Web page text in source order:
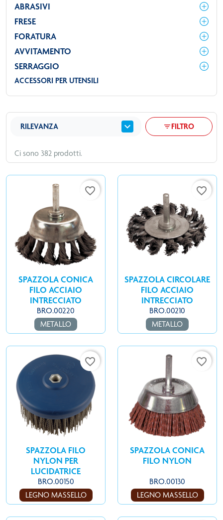
ABRASIVI
FRESE
FORATURA
AVVITAMENTO
SERRAGGIO
ACCESSORI PER UTENSILI
Ci sono 382 prodotti.
RILEVANZA expand_more filter_listFILTRO
favorite_border
SPAZZOLA CONICA
FILO ACCIAIO
INTRECCIATO
BRO.00220
METALLO
favorite_border
SPAZZOLA CIRCOLARE
FILO ACCIAIO
INTRECCIATO
BRO.00210
METALLO
favorite_border
SPAZZOLA FILO
NYLON PER
LUCIDATRICE
BRO.00150
LEGNO MASSELLO
favorite_border
SPAZZOLA CONICA
FILO NYLON
BRO.00130
LEGNO MASSELLO